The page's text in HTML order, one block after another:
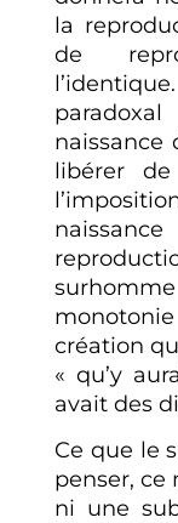
la
de
naissance
libérer
création
« qu’y
avait des
Ce que le
penser, ce
ni une